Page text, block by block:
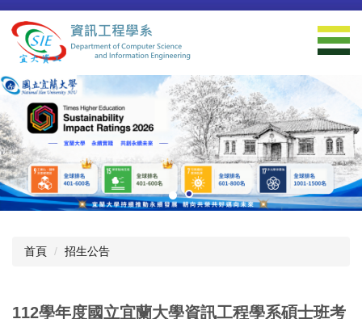
跳
到
主
內
容
區
首頁 招生公告
112學年度國立宜蘭大學資訊工程學系碩士班考